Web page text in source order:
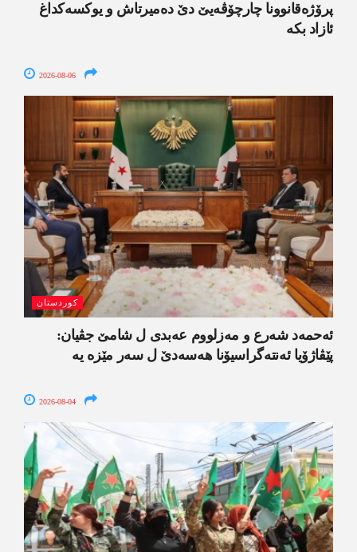
پرۆژەقانوونا چارچۆڤەیێ دێ دەمیرتاش و یوکسەکداغ
ئازاد بکە
2026-08-06
کوردستان
ئەحمەد شەرع و مەزلووم عەبدی ل شامێ جڤیان:
پێڤاژۆیا ئەنتەگراسیۆنا ھەسەدێ ل سەر مێزە یە
2026-08-04